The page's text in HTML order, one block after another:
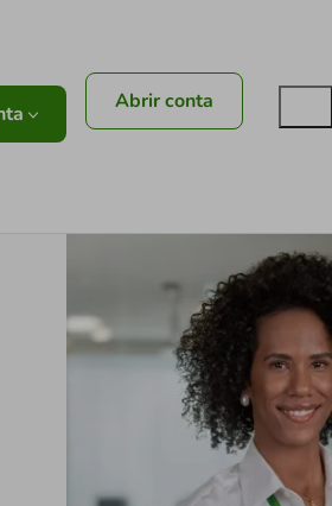
Abrir conta